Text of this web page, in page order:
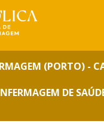
(PORTO) -
DE